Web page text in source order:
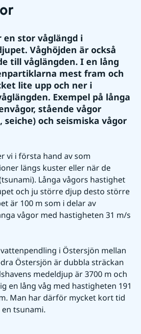
en stor våglängd i
Våghöjden är också
till våglängden. I en lång
mest fram och
lite upp och ner i
Exempel på långa
stående vågor
och seismiska vågor
vi i första hand av som
längs kuster eller när de
Långa vågors hastighet
och ju större djup desto större
är 100 m som i delar av
vågor med hastigheten 31 m/s
i Östersjön mellan
Östersjön är dubbla sträckan
medeldjup är 3700 m och
en lång våg med hastigheten 191
Man har därför mycket kort tid
tsunami.